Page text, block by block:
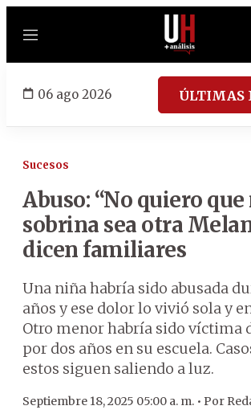
Menú
06 ago 2026 ÚLTIMAS
Sucesos
Abuso: “No quiero
sobrina sea otra
dicen familiares
Una niña habría sido abusada
años y ese dolor lo vivió sola y
Otro menor habría sido víctima
por dos años en su escuela.
estos siguen saliendo a luz.
Septiembre 18, 2025 05:00 a. m. • Por